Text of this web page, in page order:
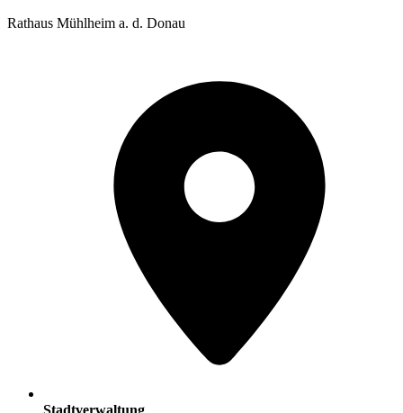
Rathaus Mühlheim a. d. Donau
Stadtverwaltung